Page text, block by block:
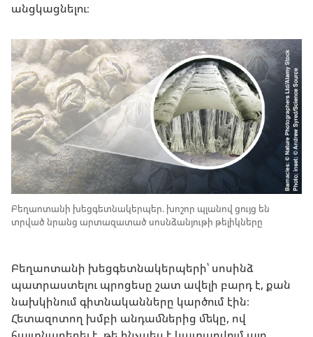
անցկացնելու։
Բեղաոտանի խեցգետնակերպեր. խոշոր պլանով ցույց են
տրված նրանց արտազատած սոսնձանյութի թելիկները
Բեղաոտանի խեցգետնակերպերի՝ սոսինձ
պատրաստելու պրոցեսը շատ ավելի բարդ է, քան
նախկինում գիտնականները կարծում էին։
Հետազոտող խմբի անդամներից մեկը, ով